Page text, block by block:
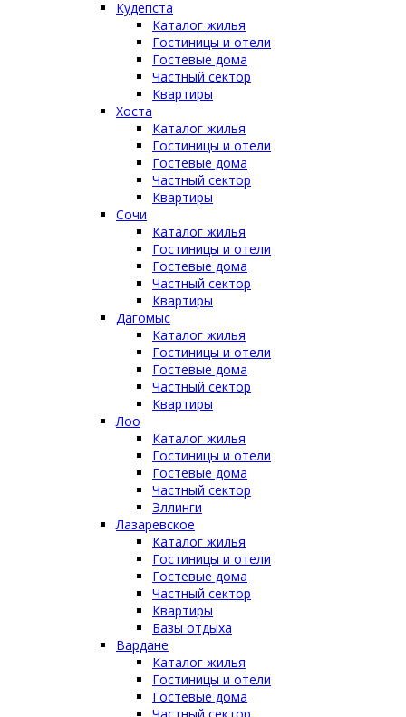
Кудепста
Каталог жилья
Гостиницы и отели
Гостевые дома
Частный сектор
Квартиры
Хоста
Каталог жилья
Гостиницы и отели
Гостевые дома
Частный сектор
Квартиры
Сочи
Каталог жилья
Гостиницы и отели
Гостевые дома
Частный сектор
Квартиры
Дагомыс
Каталог жилья
Гостиницы и отели
Гостевые дома
Частный сектор
Квартиры
Лоо
Каталог жилья
Гостиницы и отели
Гостевые дома
Частный сектор
Эллинги
Лазаревское
Каталог жилья
Гостиницы и отели
Гостевые дома
Частный сектор
Квартиры
Базы отдыха
Вардане
Каталог жилья
Гостиницы и отели
Гостевые дома